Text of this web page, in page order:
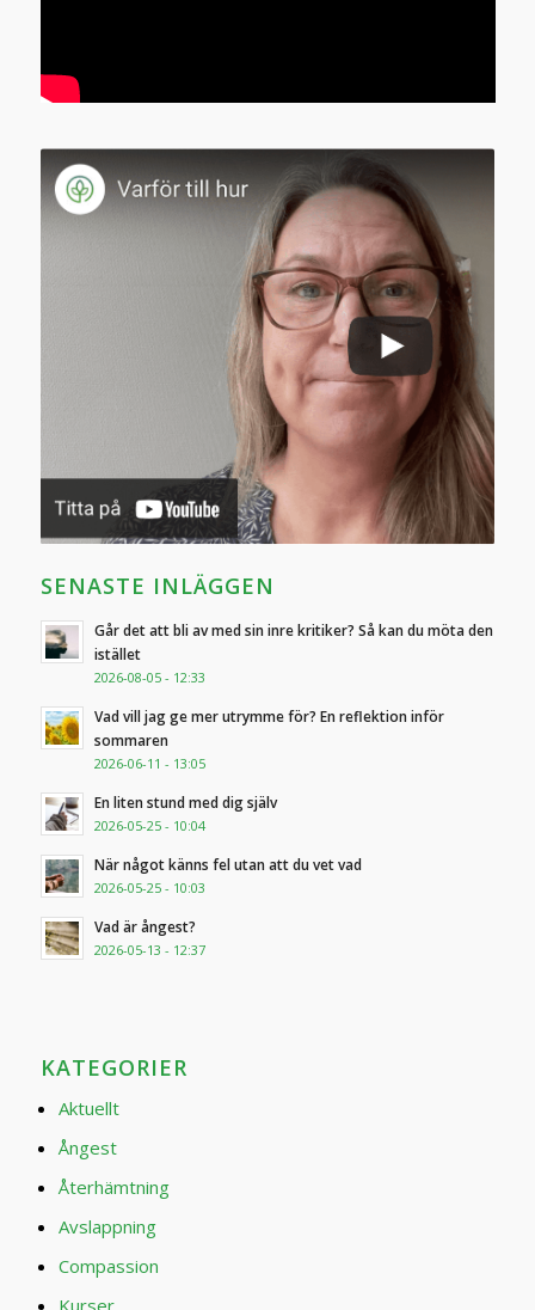
SENASTE INLÄGGEN
Går det att bli av med sin inre kritiker? Så kan du möta den
istället
2026-08-05 - 12:33
Vad vill jag ge mer utrymme för? En reflektion inför
sommaren
2026-06-11 - 13:05
En liten stund med dig själv
2026-05-25 - 10:04
När något känns fel utan att du vet vad
2026-05-25 - 10:03
Vad är ångest?
2026-05-13 - 12:37
KATEGORIER
Aktuellt
Ångest
Återhämtning
Avslappning
Compassion
Kurser